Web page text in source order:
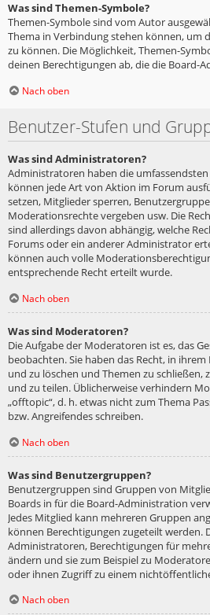
Was sind Themen-Symbole?
Themen-Symbole sind vom Autor
Thema in Verbindung stehen können, um
zu können. Die Möglichkeit, Themen-
deinen Berechtigungen ab, die die Board-
Nach oben
Benutzer-Stufen und
Was sind Administratoren?
Administratoren haben die umfassendsten
können jede Art von Aktion im Forum
setzen, Mitglieder sperren,
Moderationsrechte vergeben usw. Die
sind allerdings davon abhängig, welche
Forums oder ein anderer Administrator
können auch volle
entsprechende Recht erteilt wurde.
Nach oben
Was sind Moderatoren?
Die Aufgabe der Moderatoren ist es, das
beobachten. Sie haben das Recht, in
und zu löschen und Themen zu schließen,
und zu teilen. Üblicherweise verhindern
„offtopic“, d. h. etwas nicht zum Thema
bzw. Angreifendes schreiben.
Nach oben
Was sind Benutzergruppen?
Benutzergruppen sind Gruppen von
Boards in für die Board-Administration
Jedes Mitglied kann mehreren Gruppen
können Berechtigungen zugeteilt werden.
Administratoren, Berechtigungen für
ändern und sie zum Beispiel zu
oder ihnen Zugriff zu einem
Nach oben